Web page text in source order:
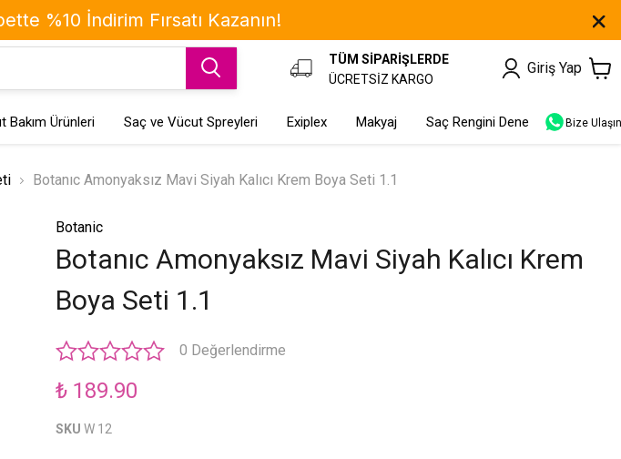
TÜM SİPARİŞLERDE
ÜCRETSİZ KARGO
Giriş Yap
Bakım Ürünleri Saç ve Vücut Spreyleri Exiplex Makyaj Saç Rengini Dene Bize Ulaşın
Botanıc Amonyaksız Mavi Siyah Kalıcı Krem Boya Seti 1.1
Botanic
Botanıc Amonyaksız Mavi Siyah Kalıcı Krem
Boya Seti 1.1
0 Değerlendirme
₺ 189.90
SKU W 12
%10 İndirim Fırsatı Kazanın!